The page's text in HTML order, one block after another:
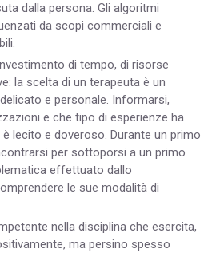
dalla persona. Gli algoritmi
da scopi commerciali e
di tempo, di risorse
la scelta di un terapeuta è un
e personale. Informarsi,
e che tipo di esperienze ha
lecito e doveroso. Durante un primo
per sottoporsi a un primo
effettuato dallo
le sue modalità di
nella disciplina che esercita,
ma persino spesso